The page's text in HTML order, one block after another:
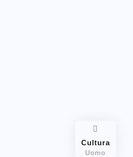
Cultura
Uomo